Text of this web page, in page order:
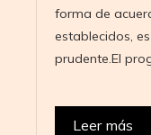
forma de
establecidos,
prudente.El
Leer más